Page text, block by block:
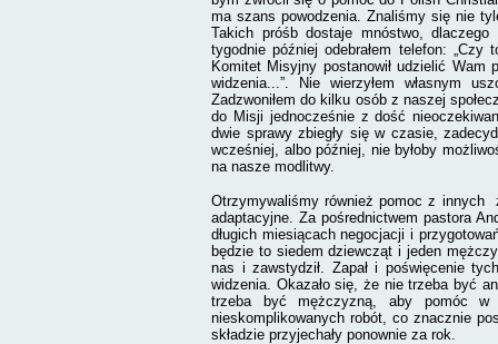
ma szans powodzenia. Znaliśmy się nie
Takich próśb dostaje mnóstwo, dlaczego
tygodnie później odebrałem telefon:
Komitet Misyjny postanowił udzielić Wam
widzenia...”. Nie wierzyłem własnym
Zadzwoniłem do kilku osób z naszej
do Misji jednocześnie z dość
dwie sprawy zbiegły się w czasie,
wcześniej, albo później, nie byłoby
na nasze modlitwy.
Otrzymywaliśmy również pomoc z innych
adaptacyjne. Za pośrednictwem pastora
długich miesiącach negocjacji i
będzie to siedem dziewcząt i jeden
nas i zawstydził. Zapał i poświęcenie
widzenia. Okazało się, że nie trzeba być
trzeba być mężczyzną, aby pomóc w
nieskomplikowanych robót, co znacznie
składzie przyjechały ponownie za rok.